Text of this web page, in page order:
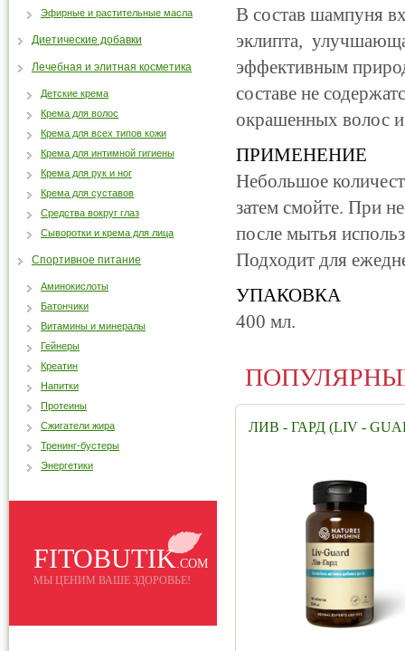
В состав шампуня
эклипта,
эффективным
составе не
окрашенных волос и
ПРИМЕНЕНИЕ
Небольшое
затем смойте. При
после мытья
Подходит для
УПАКОВКА
400 мл.
ЛИВ - ГАРД (LIV -
Эфирные и растительные масла
Диетические добавки
Лечебная и элитная косметика
Детские крема
Крема для волос
Крема для всех типов кожи
Крема для интимной гигиены
Крема для рук и ног
Крема для суставов
Средства вокруг глаз
Сыворотки и крема для лица
Спортивное питание
Аминокислоты
Батончики
Витамины и минералы
Гейнеры
Креатин
Напитки
Протеины
Сжигатели жира
Тренинг-бустеры
Энергетики
FITOBUTIK.COM
МЫ ЦЕНИМ ВАШЕ ЗДОРОВЬЕ!